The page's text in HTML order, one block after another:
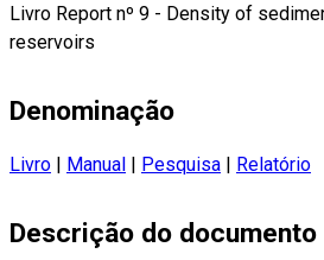
Livro Report nº 9 - Density of
reservoirs
Denominação
Livro | Manual | Pesquisa | Relatório
Descrição do documento